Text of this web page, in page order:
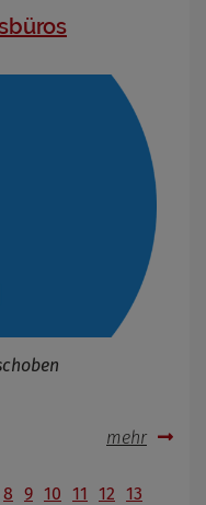
mehr
8 9 10 11 12 13